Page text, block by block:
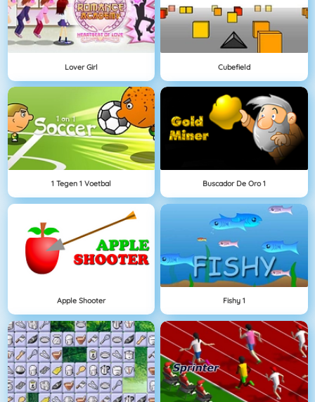
Lover Girl Cubefield
1 Tegen 1 Voetbal Buscador De Oro 1
Apple Shooter Fishy 1